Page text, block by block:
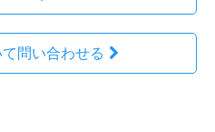
問い合わせる